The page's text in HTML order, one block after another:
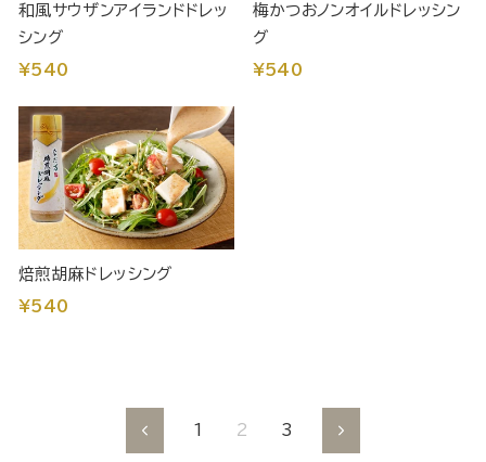
和風サウザンアイランドドレッ
シング
¥540
梅かつおノンオイルドレッシン
グ
¥540
焙煎胡麻ドレッシング
¥540
向
前
1 2 3
到
下